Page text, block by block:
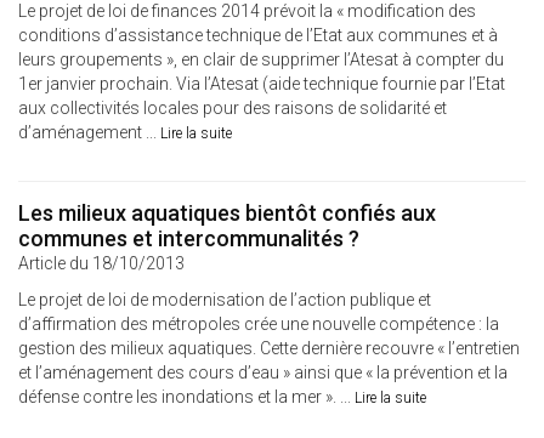
Le projet de loi de finances 2014 prévoit la « modification des
conditions d’assistance technique de l’Etat aux communes et à
leurs groupements », en clair de supprimer l’Atesat à compter du
1er janvier prochain. Via l’Atesat (aide technique fournie par l’Etat
aux collectivités locales pour des raisons de solidarité et
d’aménagement ... Lire la suite
Les milieux aquatiques bientôt confiés aux
communes et intercommunalités ?
Article du 18/10/2013
Le projet de loi de modernisation de l’action publique et
d’affirmation des métropoles crée une nouvelle compétence : la
gestion des milieux aquatiques. Cette dernière recouvre « l’entretien
et l’aménagement des cours d’eau » ainsi que « la prévention et la
défense contre les inondations et la mer ». ... Lire la suite